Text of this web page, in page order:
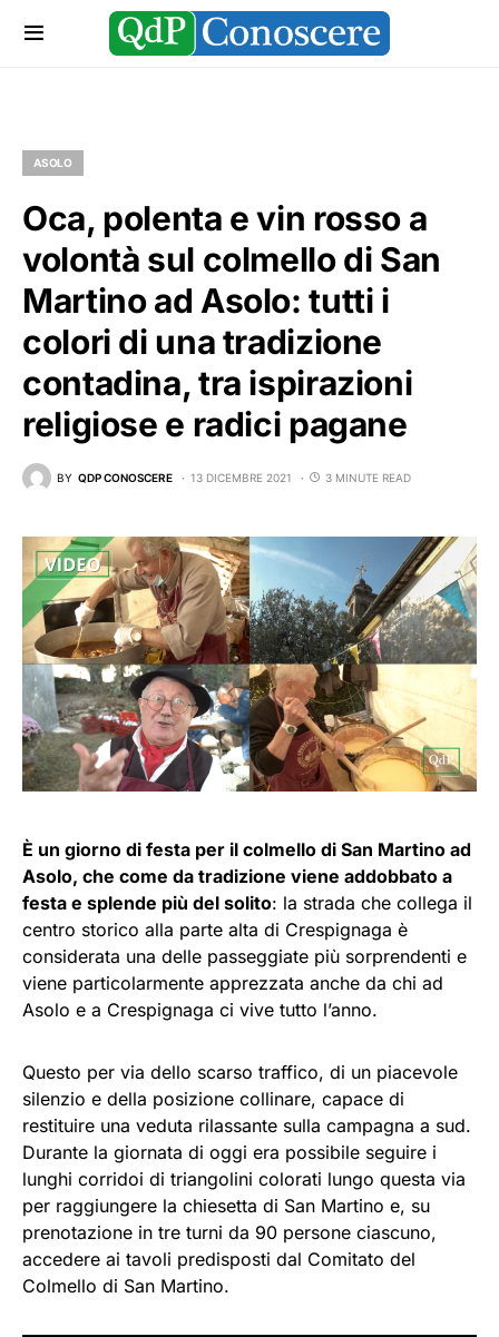
ASOLO
Oca, polenta e vin rosso a
volontà sul colmello di San
Martino ad Asolo: tutti i
colori di una tradizione
contadina, tra ispirazioni
religiose e radici pagane
BY QDP CONOSCERE 13 DICEMBRE 2021 3 MINUTE READ
È un giorno di festa per il colmello di San Martino ad
Asolo, che come da tradizione viene addobbato a
festa e splende più del solito: la strada che collega il
centro storico alla parte alta di Crespignaga è
considerata una delle passeggiate più sorprendenti e
viene particolarmente apprezzata anche da chi ad
Asolo e a Crespignaga ci vive tutto l’anno.
Questo per via dello scarso traffico, di un piacevole
silenzio e della posizione collinare, capace di
restituire una veduta rilassante sulla campagna a sud.
Durante la giornata di oggi era possibile seguire i
lunghi corridoi di triangolini colorati lungo questa via
per raggiungere la chiesetta di San Martino e, su
prenotazione in tre turni da 90 persone ciascuno,
accedere ai tavoli predisposti dal Comitato del
Colmello di San Martino.